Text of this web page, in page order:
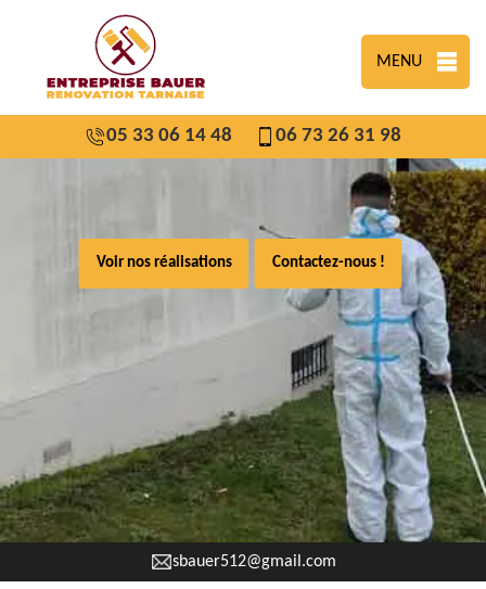
MENU
05 33 06 14 48 06 73 26 31 98
Voir nos réalisations Contactez-nous !
sbauer512@gmail.com